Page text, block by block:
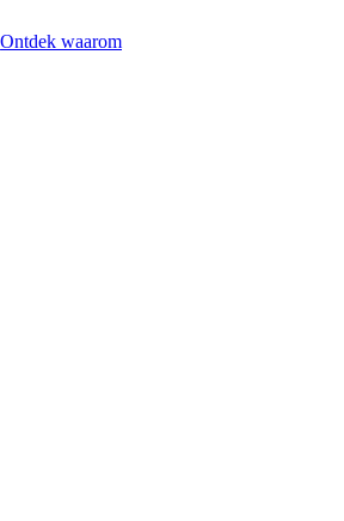
Ontdek waarom